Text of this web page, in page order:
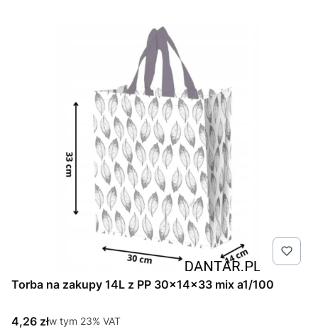
Torba na zakupy 14L z PP 30x14x33 mix a1/100
Cena brutto
4,26 złw tym %s VAT
w tym 23% VAT